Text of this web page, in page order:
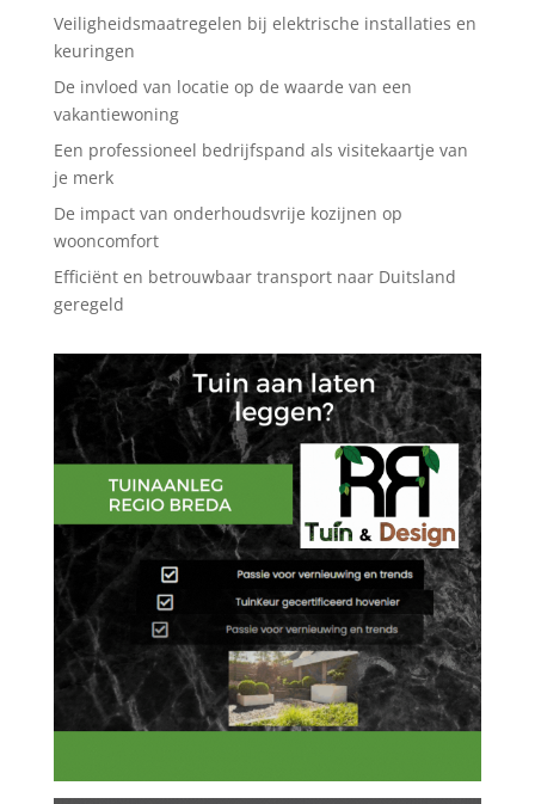
Veiligheidsmaatregelen bij elektrische installaties en
keuringen
De invloed van locatie op de waarde van een
vakantiewoning
Een professioneel bedrijfspand als visitekaartje van
je merk
De impact van onderhoudsvrije kozijnen op
wooncomfort
Efficiënt en betrouwbaar transport naar Duitsland
geregeld